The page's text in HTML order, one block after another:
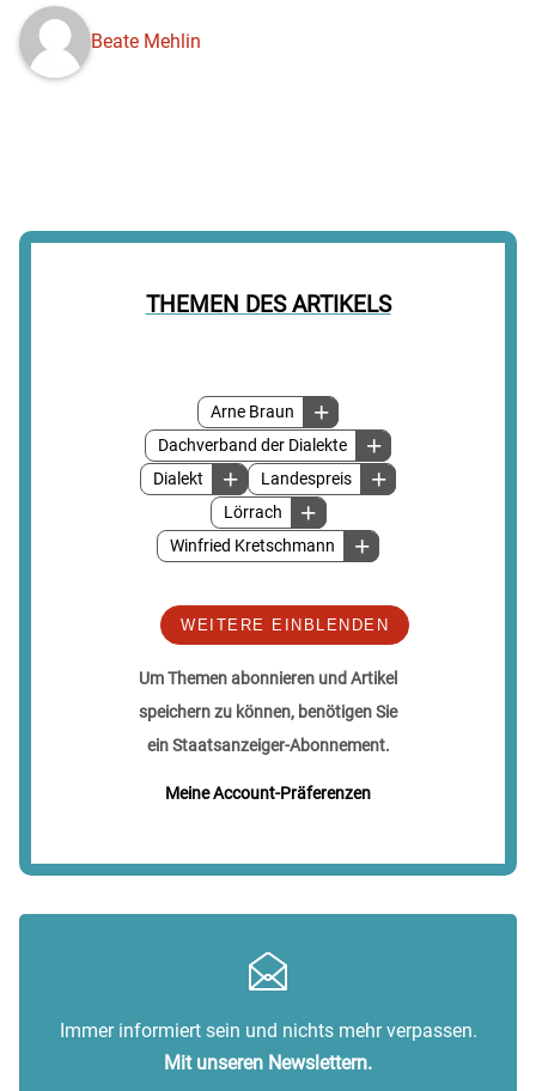
THEMEN DES ARTIKELS
Arne Braun
Dachverband der Dialekte
Dialekt
Landespreis
Lörrach
Winfried Kretschmann
WEITERE EINBLENDEN
Um Themen abonnieren und Artikel
speichern zu können, benötigen Sie
ein Staatsanzeiger-Abonnement.
Meine Account-Präferenzen
Beate Mehlin
Immer informiert sein und nichts mehr verpassen.
Mit unseren Newslettern.